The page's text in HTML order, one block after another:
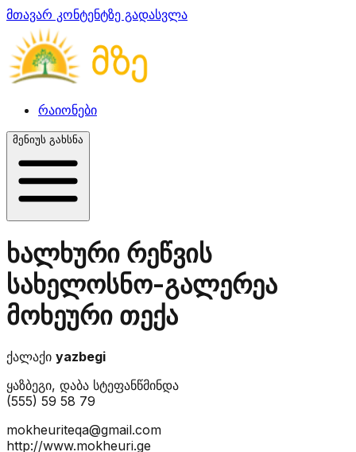
მთავარ კონტენტზე გადასვლა
რაიონები
მენიუს გახსნა
ხალხური რეწვის
სახელოსნო-გალერეა
მოხეური თექა
ქალაქი yazbegi
ყაზბეგი, დაბა სტეფანწმინდა
(555) 59 58 79
mokheuriteqa@gmail.com
http://www.mokheuri.ge